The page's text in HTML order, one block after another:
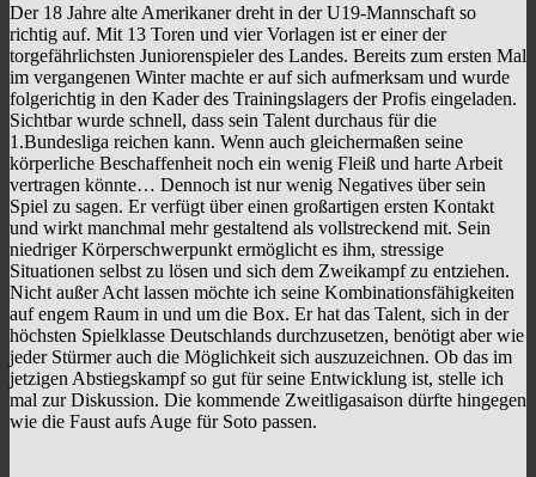
Der 18 Jahre alte Amerikaner dreht in der U19-Mannschaft so
richtig auf. Mit 13 Toren und vier Vorlagen ist er einer der
torgefährlichsten Juniorenspieler des Landes. Bereits zum ersten Mal
im vergangenen Winter machte er auf sich aufmerksam und wurde
folgerichtig in den Kader des Trainingslagers der Profis eingeladen.
Sichtbar wurde schnell, dass sein Talent durchaus für die
1.Bundesliga reichen kann. Wenn auch gleichermaßen seine
körperliche Beschaffenheit noch ein wenig Fleiß und harte Arbeit
vertragen könnte… Dennoch ist nur wenig Negatives über sein
Spiel zu sagen. Er verfügt über einen großartigen ersten Kontakt
und wirkt manchmal mehr gestaltend als vollstreckend mit. Sein
niedriger Körperschwerpunkt ermöglicht es ihm, stressige
Situationen selbst zu lösen und sich dem Zweikampf zu entziehen.
Nicht außer Acht lassen möchte ich seine Kombinationsfähigkeiten
auf engem Raum in und um die Box. Er hat das Talent, sich in der
höchsten Spielklasse Deutschlands durchzusetzen, benötigt aber wie
jeder Stürmer auch die Möglichkeit sich auszuzeichnen. Ob das im
jetzigen Abstiegskampf so gut für seine Entwicklung ist, stelle ich
mal zur Diskussion. Die kommende Zweitligasaison dürfte hingegen
wie die Faust aufs Auge für Soto passen.